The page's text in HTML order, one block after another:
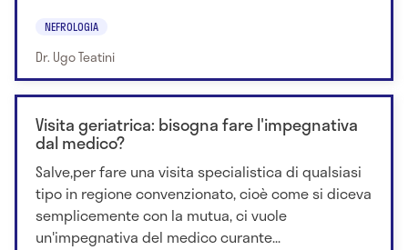
NEFROLOGIA
Dr. Ugo Teatini
Visita geriatrica: bisogna fare l'impegnativa
dal medico?
Salve,per fare una visita specialistica di qualsiasi
tipo in regione convenzionato, cioè come si diceva
semplicemente con la mutua, ci vuole
un'impegnativa del medico curante...